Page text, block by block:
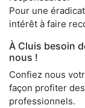
Pour une
intérêt à faire
À Cluis besoin
nous !
Confiez nous
façon profiter
professionnels.